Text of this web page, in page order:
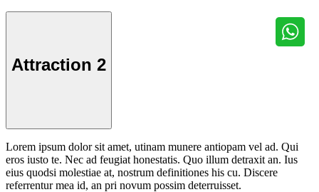
Attraction 2
Lorem ipsum dolor sit amet, utinam munere antiopam vel ad. Qui
eros iusto te. Nec ad feugiat honestatis. Quo illum detraxit an. Ius
eius quodsi molestiae at, nostrum definitiones his cu. Discere
referrentur mea id, an pri novum possim deterruisset.